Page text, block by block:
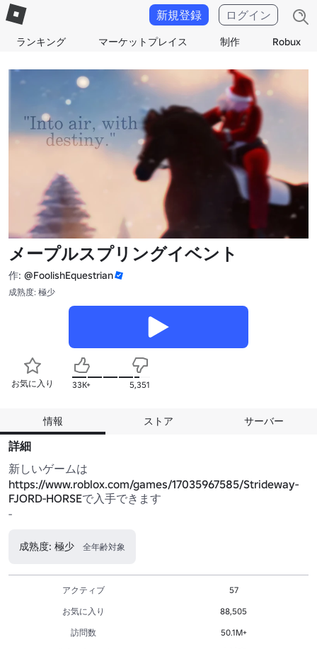
ランキング マーケットプレイス 制作 Robux
新規登録 ログイン
メープルスプリングイベント
作: @FoolishEquestrian
成熟度: 極少
お気に入り 33K+ 5,351
情報 ストア サーバー
詳細
新しいゲームは
https://www.roblox.com/games/17035967585/Strideway-
FJORD-HORSEで入手できます
-
成熟度: 極少 全年齢対象
アクティブ
57
お気に入り
88,505
訪問数
50.1M+